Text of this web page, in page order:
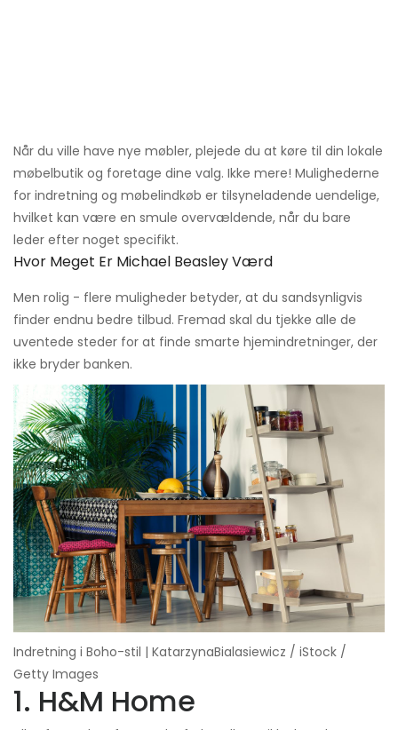
Når du ville have nye møbler, plejede du at køre til din lokale
møbelbutik og foretage dine valg. Ikke mere! Mulighederne
for indretning og møbelindkøb er tilsyneladende uendelige,
hvilket kan være en smule overvældende, når du bare
leder efter noget specifikt.
Hvor Meget Er Michael Beasley Værd
Men rolig - flere muligheder betyder, at du sandsynligvis
finder endnu bedre tilbud. Fremad skal du tjekke alle de
uventede steder for at finde smarte hjemindretninger, der
ikke bryder banken.
Indretning i Boho-stil | KatarzynaBialasiewicz / iStock /
Getty Images
1. H&M Home